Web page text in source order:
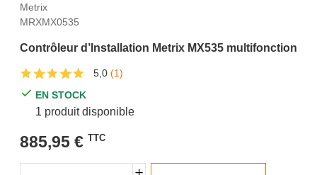
Metrix
MRXMX0535
Contrôleur d’Installation Metrix MX535 multifonction
5,0 (1)
EN STOCK
1 produit disponible
885,95 € TTC